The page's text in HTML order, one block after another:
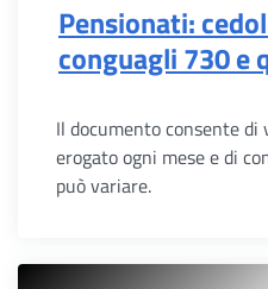
Pensionati:
conguagli 730 e
Il documento consente di
erogato ogni mese e di
può variare.